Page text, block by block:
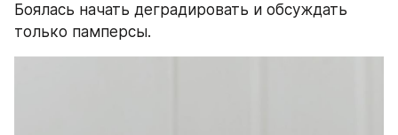
Боялась начать деградировать и обсуждать
только памперсы.